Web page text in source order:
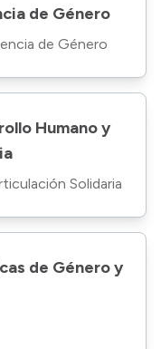
de Género
de Género
Humano y
Solidaria
de Género y